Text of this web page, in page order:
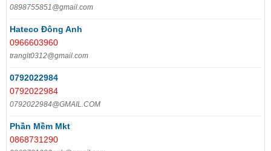
0898755851@gmail.com
Hateco Đông Anh
0966603960
tranglt0312@gmail.com
0792022984
0792022984
0792022984@GMAIL.COM
Phần Mềm Mkt
0868731290